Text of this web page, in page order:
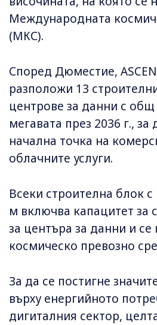
Международната
(МКС).
Според Дюместие,
разположи 13
центрове за данни с общ
мегавата през 2036 г., за
начална точка на
облачните услуги.
Всеки строителна блок
м включва капацитет за
за центъра за данни и се
космическо превозно
За да се постигне
върху енергийното
дигиталния сектор,